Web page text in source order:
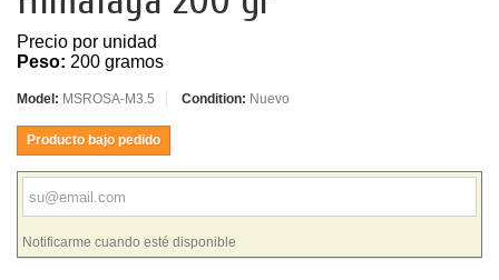
Precio por unidad
Peso: 200 gramos
Model: MSROSA-M3.5 Condition: Nuevo
Producto bajo pedido
Notificarme cuando esté disponible